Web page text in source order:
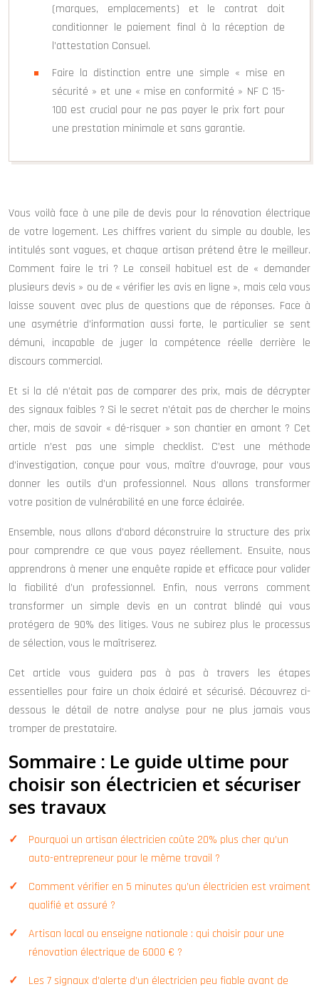
(marques, emplacements) et le contrat doit
conditionner le paiement final à la réception de
l’attestation Consuel.
Faire la distinction entre une simple « mise en
sécurité » et une « mise en conformité » NF C 15-
100 est crucial pour ne pas payer le prix fort pour
une prestation minimale et sans garantie.
Vous voilà face à une pile de devis pour la rénovation électrique
de votre logement. Les chiffres varient du simple au double, les
intitulés sont vagues, et chaque artisan prétend être le meilleur.
Comment faire le tri ? Le conseil habituel est de « demander
plusieurs devis » ou de « vérifier les avis en ligne », mais cela vous
laisse souvent avec plus de questions que de réponses. Face à
une asymétrie d’information aussi forte, le particulier se sent
démuni, incapable de juger la compétence réelle derrière le
discours commercial.
Et si la clé n’était pas de comparer des prix, mais de décrypter
des signaux faibles ? Si le secret n’était pas de chercher le moins
cher, mais de savoir « dé-risquer » son chantier en amont ? Cet
article n’est pas une simple checklist. C’est une méthode
d’investigation, conçue pour vous, maître d’ouvrage, pour vous
donner les outils d’un professionnel. Nous allons transformer
votre position de vulnérabilité en une force éclairée.
Ensemble, nous allons d’abord déconstruire la structure des prix
pour comprendre ce que vous payez réellement. Ensuite, nous
apprendrons à mener une enquête rapide et efficace pour valider
la fiabilité d’un professionnel. Enfin, nous verrons comment
transformer un simple devis en un contrat blindé qui vous
protégera de 90% des litiges. Vous ne subirez plus le processus
de sélection, vous le maîtriserez.
Cet article vous guidera pas à pas à travers les étapes
essentielles pour faire un choix éclairé et sécurisé. Découvrez ci-
dessous le détail de notre analyse pour ne plus jamais vous
tromper de prestataire.
Sommaire : Le guide ultime pour
choisir son électricien et sécuriser
ses travaux
Pourquoi un artisan électricien coûte 20% plus cher qu’un
auto-entrepreneur pour le même travail ?
Comment vérifier en 5 minutes qu’un électricien est vraiment
qualifié et assuré ?
Artisan local ou enseigne nationale : qui choisir pour une
rénovation électrique de 6000 € ?
Les 7 signaux d’alerte d’un électricien peu fiable avant de